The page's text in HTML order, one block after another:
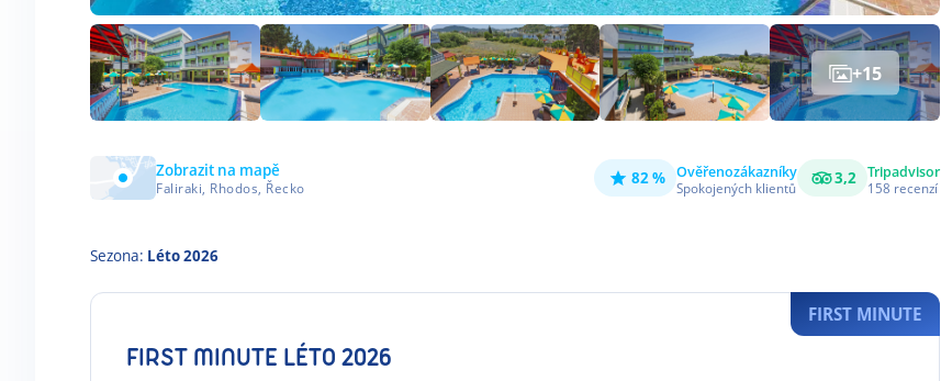
+15
Zobrazit na mapě
Faliraki, Rhodos, Řecko 82 % Ověřenozákazníky
Spokojených klientů 3,2 Tripadvisor
158 recenzí
Sezona: Léto 2026
FIRST MINUTE LÉTO 2026
FIRST MINUTE